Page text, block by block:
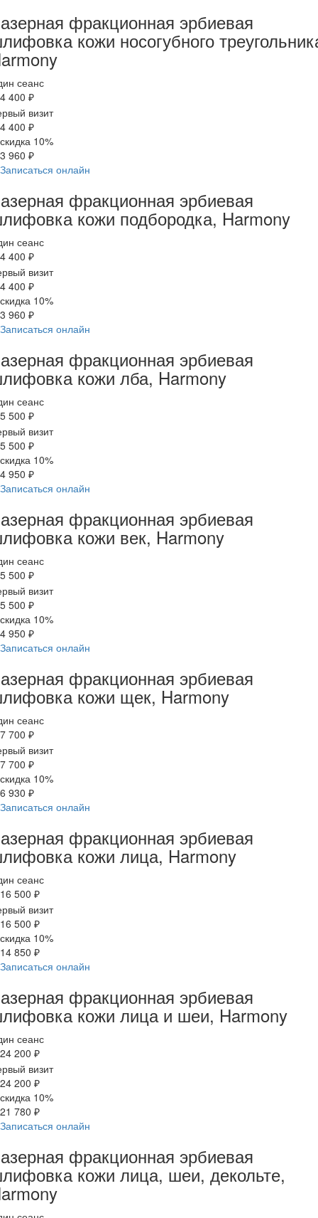
фракционная эрбиевая
кожи носогубного
сеанс
4 400 ₽
визит
4 400 ₽
скидка 10%
3 960 ₽
Записаться онлайн
фракционная эрбиевая
кожи подбородка, Harmony
сеанс
4 400 ₽
визит
4 400 ₽
скидка 10%
3 960 ₽
Записаться онлайн
фракционная эрбиевая
кожи лба, Harmony
сеанс
5 500 ₽
визит
5 500 ₽
скидка 10%
4 950 ₽
Записаться онлайн
фракционная эрбиевая
кожи век, Harmony
сеанс
5 500 ₽
визит
5 500 ₽
скидка 10%
4 950 ₽
Записаться онлайн
фракционная эрбиевая
кожи щек, Harmony
сеанс
7 700 ₽
визит
7 700 ₽
скидка 10%
6 930 ₽
Записаться онлайн
фракционная эрбиевая
кожи лица, Harmony
сеанс
16 500 ₽
визит
16 500 ₽
скидка 10%
14 850 ₽
Записаться онлайн
фракционная эрбиевая
кожи лица и шеи, Harmony
сеанс
24 200 ₽
визит
24 200 ₽
скидка 10%
21 780 ₽
Записаться онлайн
фракционная эрбиевая
кожи лица, шеи, декольте,